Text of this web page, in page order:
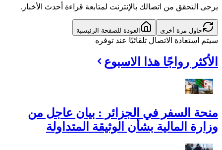
يرجى التحقق من اتصالك بالإنترنت لمتابعة قراءة أحدث الأخبار.
حاول مرة أخرى العودة للصفحة الرئيسية
سيتم استعادة الاتصال تلقائيًا عند توفره
الأكثر رواجًا هذا الاسبوع
منحة السفر في الجزائر : بيان عاجل من
وزارة المالية بشأن الوثيقة المتداولة